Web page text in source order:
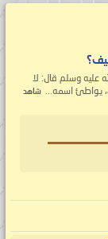
عليه وسلم قال: لا
يواطئ اسمه... شاهد